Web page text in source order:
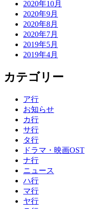
2020年10月
2020年9月
2020年8月
2020年7月
2019年5月
2019年4月
カテゴリー
ア行
お知らせ
カ行
サ行
タ行
ドラマ・映画OST
ナ行
ニュース
ハ行
マ行
ヤ行